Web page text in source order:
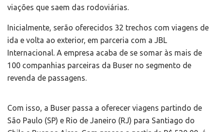
viações que saem das rodoviárias.
Inicialmente, serão oferecidos 32 trechos com viagens de
ida e volta ao exterior, em parceria com a JBL
Internacional. A empresa acaba de se somar às mais de
100 companhias parceiras da Buser no segmento de
revenda de passagens.
Com isso, a Buser passa a oferecer viagens partindo de
São Paulo (SP) e Rio de Janeiro (RJ) para Santiago do